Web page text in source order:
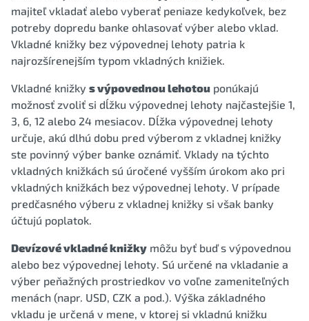
majiteľ vkladať alebo vyberať peniaze kedykoľvek, bez
potreby dopredu banke ohlasovať výber alebo vklad.
Vkladné knižky bez výpovednej lehoty patria k
najrozšírenejším typom vkladných knižiek.
Vkladné knižky s výpovednou lehotou ponúkajú
možnosť zvoliť si dĺžku výpovednej lehoty najčastejšie 1,
3, 6, 12 alebo 24 mesiacov. Dĺžka výpovednej lehoty
určuje, akú dlhú dobu pred výberom z vkladnej knižky
ste povinný výber banke oznámiť. Vklady na týchto
vkladných knižkách sú úročené vyšším úrokom ako pri
vkladných knižkách bez výpovednej lehoty. V prípade
predčasného výberu z vkladnej knižky si však banky
účtujú poplatok.
Devízové vkladné knižky môžu byť buď s výpovednou
alebo bez výpovednej lehoty. Sú určené na vkladanie a
výber peňažných prostriedkov vo voľne zameniteľných
menách (napr. USD, CZK a pod.). Výška základného
vkladu je určená v mene, v ktorej si vkladnú knižku